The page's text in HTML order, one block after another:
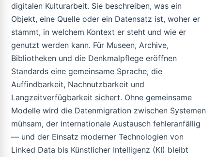
digitalen Kulturarbeit. Sie beschreiben, was ein
Objekt, eine Quelle oder ein Datensatz ist, woher er
stammt, in welchem Kontext er steht und wie er
genutzt werden kann. Für Museen, Archive,
Bibliotheken und die Denkmalpflege eröffnen
Standards eine gemeinsame Sprache, die
Auffindbarkeit, Nachnutzbarkeit und
Langzeitverfügbarkeit sichert. Ohne gemeinsame
Modelle wird die Datenmigration zwischen Systemen
mühsam, der internationale Austausch fehleranfällig
— und der Einsatz moderner Technologien von
Linked Data bis Künstlicher Intelligenz (KI) bleibt